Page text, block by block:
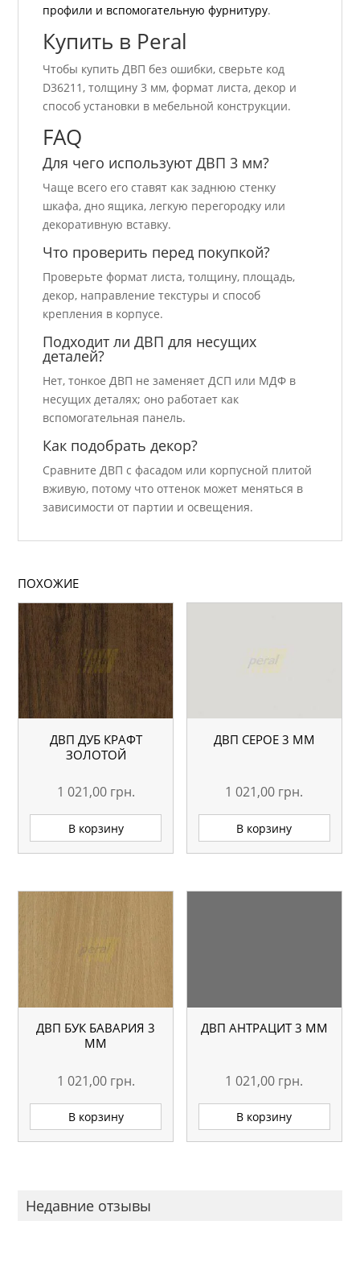
профили и вспомогательную фурнитуру.
Купить в Peral
Чтобы купить ДВП без ошибки, сверьте код
D36211, толщину 3 мм, формат листа, декор и
способ установки в мебельной конструкции.
FAQ
Для чего используют ДВП 3 мм?
Чаще всего его ставят как заднюю стенку
шкафа, дно ящика, легкую перегородку или
декоративную вставку.
Что проверить перед покупкой?
Проверьте формат листа, толщину, площадь,
декор, направление текстуры и способ
крепления в корпусе.
Подходит ли ДВП для несущих
деталей?
Нет, тонкое ДВП не заменяет ДСП или МДФ в
несущих деталях; оно работает как
вспомогательная панель.
Как подобрать декор?
Сравните ДВП с фасадом или корпусной плитой
вживую, потому что оттенок может меняться в
зависимости от партии и освещения.
ПОХОЖИЕ
ДВП ДУБ КРАФТ
ЗОЛОТОЙ
1 021,00 грн.
В корзину
ДВП СЕРОЕ 3 ММ
1 021,00 грн.
В корзину
ДВП БУК БАВАРИЯ 3
ММ
1 021,00 грн.
В корзину
ДВП АНТРАЦИТ 3 ММ
1 021,00 грн.
В корзину
Недавние отзывы